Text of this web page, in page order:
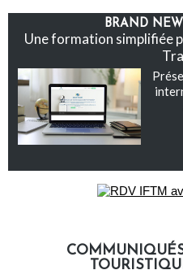
BRAND
Une formation simplifiée